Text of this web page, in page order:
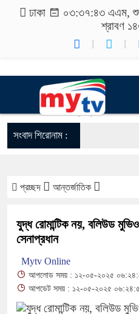
ঢাকা ০৩:৩৭:৪৩ এএম,
শ্রাবণ
সংবাদ শিরোনাম :
প্রচ্ছদ আন্তর্জাতিক
যুদ্ধ রোমান্টিক নয়, বলিউড
সেনাপ্রধান
Mytv Online
আপলোড সময় : ১২-০৫-২০২৫
আপডেট সময় : ১২-০৫-২০২৫